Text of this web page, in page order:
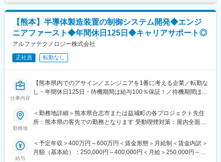
イントに反映され、どのポイントになればどの程度給与がUPする
のかも明確です。
変更の範囲：会社の定める業務
◎リスキリング「キャリア大学」でスキルも給与もUP
一般的な4年制大学で学ぶ機械電気IT学科の内容をオンラインで学
べる任意のスキルアップ支援制度です。今までのキャリアでは学
べなかった内容もリスキリングいただき、単位取得によって給与
UPが可能な制度です！
◎透明性の高い評価制度
当社は社員の給与UPについて詳細かつ分かりやすい新評価制度を
導入しています。
覧いただけます。ご自身の給与、定性評価、在籍期間、取得資
格、研修受講の項目、会社貢献（研修の講師やリーダーとしてチ
のかも明確です。
【熊本】半導体製造装置の制御システム開発◆エンジ
ニアファースト◆年間休日125日◆キャリアサポート◎
アルファテクノロジー株式会社
正社員 転勤なし
仕事内容
【熊本県内でのアサイン／エンジニアを1番に考える企業／転勤な
し・年間休日125日・待機期間は給与100％保証！／待機期間ほぼ
のアサインを最大現実現できるよう運営！／チーム単位の配属で
リーダー経験も積みやすい！】
顧客のニーズにお応えするための増員募集です！以下記載のプロ
グラミング言語使用経験のある方は歓迎いたします！
勤務地
＜勤務地詳細＞熊本県合志市または益城町の各プロジェクト先住
所：熊本県の客先での勤務となります 受動喫煙対策：屋内全面禁
給与
＜予定年収＞400万円～600万円＜賃金形態＞月給制＜賃金内訳＞
月額（基本給）：250,000円～400,000円＜月給＞250,000円～